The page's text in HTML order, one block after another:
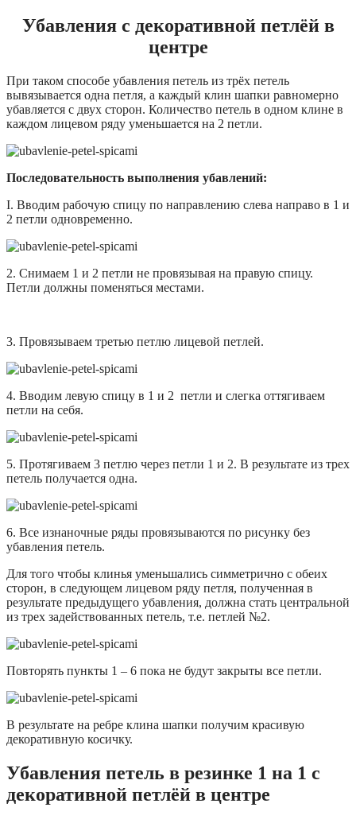
Убавления с декоративной петлёй в
центре
При таком способе убавления петель из трёх петель
вывязывается одна петля, а каждый клин шапки равномерно
убавляется с двух сторон. Количество петель в одном клине в
каждом лицевом ряду уменьшается на 2 петли.
Последовательность выполнения убавлений:
I. Вводим рабочую спицу по направлению слева направо в 1 и
2 петли одновременно.
2. Снимаем 1 и 2 петли не провязывая на правую спицу.
Петли должны поменяться местами.
3. Провязываем третью петлю лицевой петлей.
4. Вводим левую спицу в 1 и 2 петли и слегка оттягиваем
петли на себя.
5. Протягиваем 3 петлю через петли 1 и 2. В результате из трех
петель получается одна.
6. Все изнаночные ряды провязываются по рисунку без
убавления петель.
Для того чтобы клинья уменьшались симметрично с обеих
сторон, в следующем лицевом ряду петля, полученная в
результате предыдущего убавления, должна стать центральной
из трех задействованных петель, т.е. петлей №2.
Повторять пункты 1 – 6 пока не будут закрыты все петли.
В результате на ребре клина шапки получим красивую
декоративную косичку.
Убавления петель в резинке 1 на 1 с
декоративной петлёй в центре